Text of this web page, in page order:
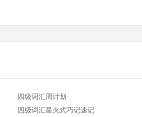
四级词汇周计划
四级词汇星火式巧记速记